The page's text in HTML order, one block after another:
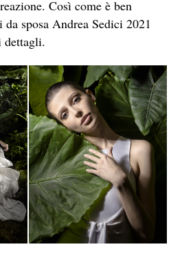
Così come è ben
sposa Andrea Sedici 2021
dettagli.